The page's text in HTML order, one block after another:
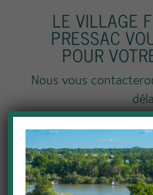
LE VILLAGE
PRESSAC
POUR
Nous vous
SUIVEZ-